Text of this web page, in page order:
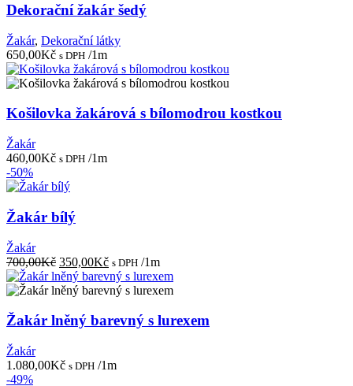
Dekorační žakár šedý
Žakár, Dekorační látky
650,00Kč s DPH /1m
Košilovka žakárová s bílomodrou kostkou
Žakár
460,00Kč s DPH /1m
-50%
Žakár bílý
Žakár
700,00Kč Původní
cena
byla:
350,00KčAktuální
cena
je:
s DPH /1m
Žakár lněný barevný s lurexem
Žakár
1.080,00Kč s DPH /1m
-49%